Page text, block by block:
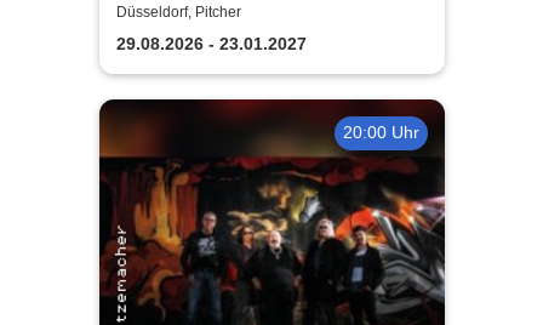
Düsseldorf, Pitcher
29.08.2026 - 23.01.2027
20:00 Uhr